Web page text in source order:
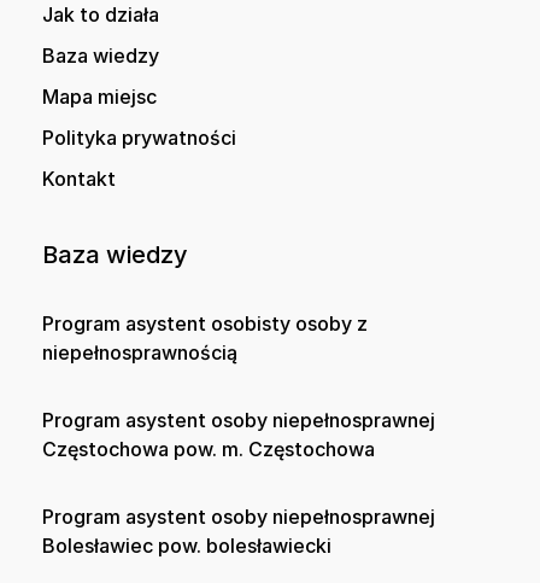
Jak to działa
Baza wiedzy
Mapa miejsc
Polityka prywatności
Kontakt
Baza wiedzy
Program asystent osobisty osoby z
niepełnosprawnością
Program asystent osoby niepełnosprawnej
Częstochowa pow. m. Częstochowa
Program asystent osoby niepełnosprawnej
Bolesławiec pow. bolesławiecki